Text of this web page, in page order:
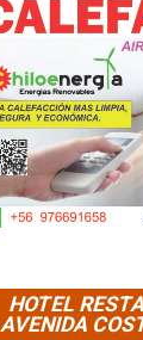
HOTEL
AVENIDA